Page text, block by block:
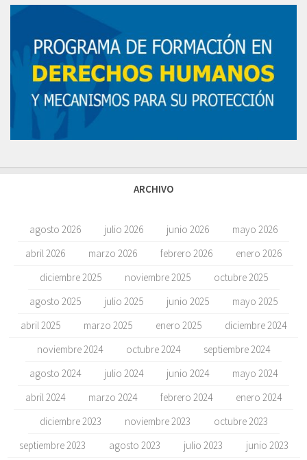
ARCHIVO
agosto 2026 julio 2026 junio 2026
mayo 2026
abril 2026
marzo 2026 febrero 2026
enero 2026
diciembre 2025
noviembre 2025
octubre 2025
agosto 2025
julio 2025 junio 2025
mayo 2025
abril 2025
marzo 2025 enero 2025
diciembre 2024
noviembre 2024
octubre 2024
septiembre 2024
agosto 2024
julio 2024 junio 2024
mayo 2024
abril 2024
marzo 2024 febrero 2024
enero 2024
diciembre 2023
noviembre 2023
octubre 2023
septiembre 2023
agosto 2023 julio 2023
junio 2023